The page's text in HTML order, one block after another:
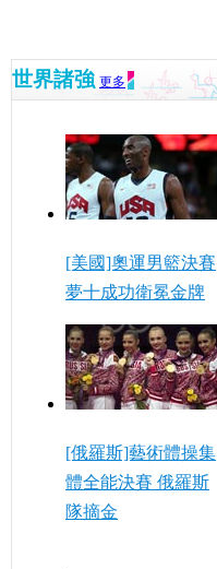
世界諸強 更多
[美國]奧運男籃決賽
夢十成功衛冕金牌
[俄羅斯]藝術體操集
體全能決賽 俄羅斯
隊摘金